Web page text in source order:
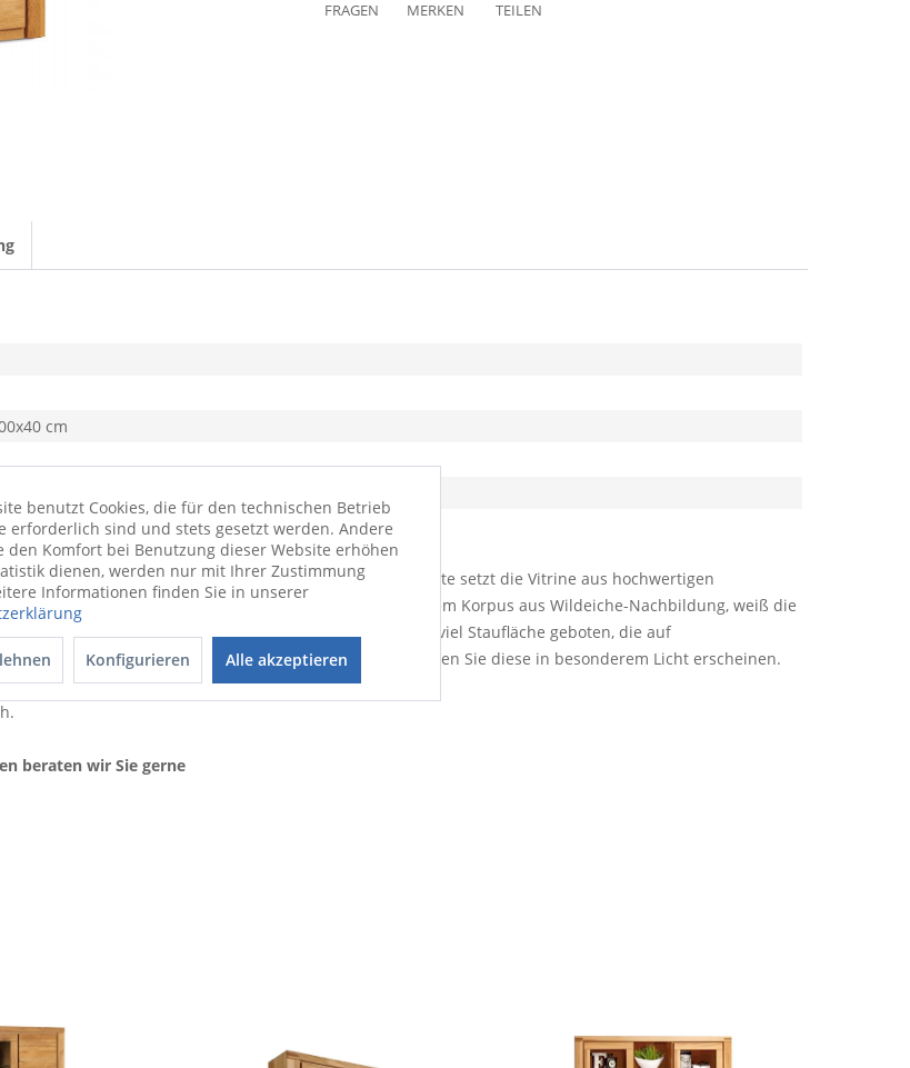
FRAGEN MERKEN TEILEN
für Ihren Wohnbereich. Natürlich geschmackvolle Akzente setzt die Vitrine aus hochwertigen
einer Front aus massiver, geölter Wildeiche und einem Korpus aus Wildeiche-Nachbildung, weiß die
einer Holztür links und zwei Holztüren rechts, wird viel Staufläche geboten, die auf
Sie Ihre Lieblingsstücke hinter der Glasfront und lassen Sie diese in besonderem Licht erscheinen.
beraten wir Sie gerne
cm
benutzt Cookies, die für den technischen Betrieb
erforderlich sind und stets gesetzt werden. Andere
den Komfort bei Benutzung dieser Website erhöhen
dienen, werden nur mit Ihrer Zustimmung
Informationen finden Sie in unserer
Konfigurieren Alle akzeptieren